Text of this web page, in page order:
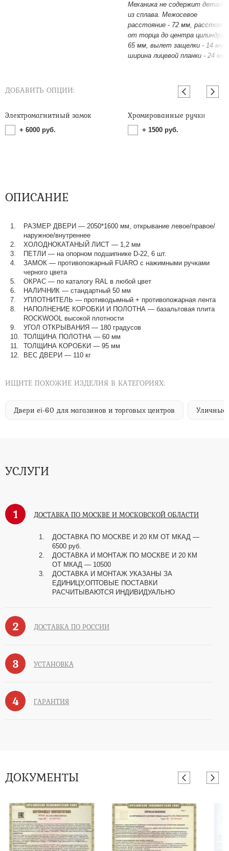
Механика не содержит деталей
из сплава. Межосевое
расстояние - 72 мм,
от торца до центра цилиндра -
65 мм, вылет защелки - 14 мм,
ширина лицевой планки - 24 мм.
ДОБАВИТЬ ОПЦИИ:
Электромагнитный замок
+ 6000 руб.
Хромированные ручки
+ 1500 руб.
ОПИСАНИЕ
РАЗМЕР ДВЕРИ — 2050*1600 мм, открывание левое/правое/
наружное/внутреннее
ХОЛОДНОКАТАНЫЙ ЛИСТ — 1,2 мм
ПЕТЛИ — на опорном подшипнике D-22, 6 шт.
ЗАМОК — противопожарный FUARO с нажимными ручками
черного цвета
ОКРАС — по каталогу RAL в любой цвет​​​​​​​
НАЛИЧНИК — стандартный 50 мм
УПЛОТНИТЕЛЬ — противодымный + противопожарная лента
НАПОЛНЕНИЕ КОРОБКИ И ПОЛОТНА — базальтовая плита
ROCKWOOL высокой плотности
УГОЛ ОТКРЫВАНИЯ — 180 градусов
ТОЛЩИНА ПОЛОТНА — 60 мм
ТОЛЩИНА КОРОБКИ — 95 мм
ВЕС ДВЕРИ — 110 кг
ИЩИТЕ ПОХОЖИЕ ИЗДЕЛИЯ В КАТЕГОРИЯХ:
Двери ei-60 для магазинов и торговых центров Уличные
УСЛУГИ
1 ДОСТАВКА ПО МОСКВЕ И МОСКОВСКОЙ ОБЛАСТИ
ДОСТАВКА ПО МОСКВЕ И 20 КМ ОТ МКАД —
6500 руб.
ДОСТАВКА И МОНТАЖ ПО МОСКВЕ И 20 КМ
ОТ МКАД — 10500
ДОСТАВКА И МОНТАЖ УКАЗАНЫ ЗА
ЕДИНИЦУ,ОПТОВЫЕ ПОСТАВКИ
РАСЧИТЫВАЮТСЯ ИНДИВИДУАЛЬНО
2 ДОСТАВКА ПО РОССИИ
3 УСТАНОВКА
4 ГАРАНТИЯ
ДОКУМЕНТЫ